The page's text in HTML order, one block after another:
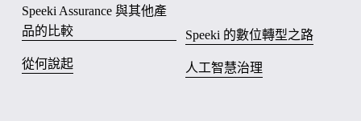
Speeki Assurance 與其他產
品的比較
從何說起
Speeki 的數位轉型之路
人工智慧治理